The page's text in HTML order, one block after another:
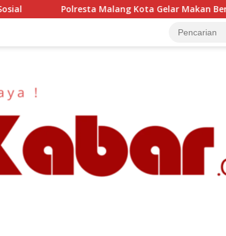
Kota Gelar Makan Bersama dan Pemeriksaan